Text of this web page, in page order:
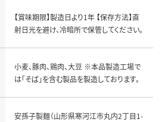
【賞味期限】製造日より1年 【保存方法】直
射日光を避け、冷暗所で保管してください。
小麦、豚肉、鶏肉、大豆 ※本品製造工場で
は「そば」を含む製品を製造しております。
安孫子製麺（山形県寒河江市丸内2丁目1-